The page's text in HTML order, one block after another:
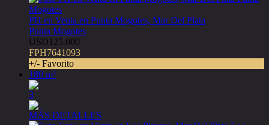
PH en Venta en Punta Mogotes, Mar Del Plata
Punta Mogotes
USD125.000
FPH7641093
+/- Favorito
180 m²
3
MÁS DETALLES